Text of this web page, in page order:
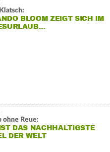
BLOOM ZEIGT SICH IM
ohne Reue:
DAS NACHHALTIGSTE
DER WELT